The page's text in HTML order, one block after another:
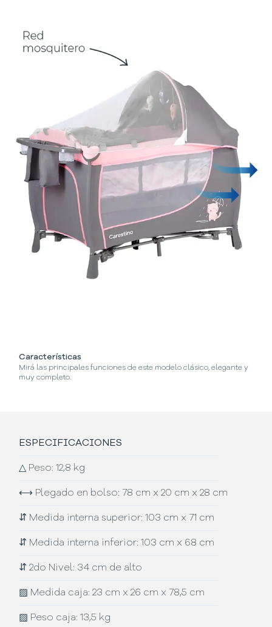
Características
Mirá las principales funciones de este modelo clásico, elegante y
muy completo.
ESPECIFICACIONES
△ Peso: 12,8 kg
⟷ Plegado en bolso: 78 cm x 20 cm x 28 cm
⇵ Medida interna superior: 103 cm x 71 cm
⇵ Medida interna inferior: 103 cm x 68 cm
⇵2do Nivel: 34 cm de alto
▨ Medida caja: 23 cm x 26 cm x 78,5 cm
▨ Peso caja: 13,5 kg